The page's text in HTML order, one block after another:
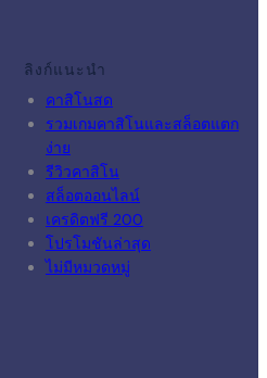
ลิงก์แนะนำ
คาสิโนสด
รวมเกมคาสิโนและสล็อตแตก
ง่าย
รีวิวคาสิโน
สล็อตออนไลน์
เครดิตฟรี 200
โปรโมชันล่าสุด
ไม่มีหมวดหมู่